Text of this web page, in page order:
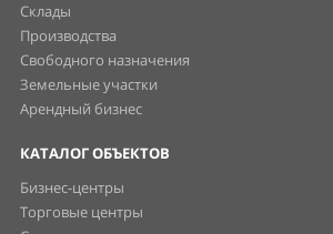
Склады
Производства
Свободного назначения
Земельные участки
Арендный бизнес
КАТАЛОГ ОБЪЕКТОВ
Бизнес-центры
Торговые центры